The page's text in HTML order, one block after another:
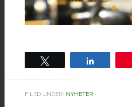
FILED UNDER: NYHETER